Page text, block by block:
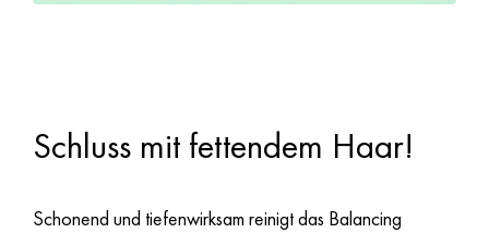
Schluss mit fettendem Haar!
Schonend und tiefenwirksam reinigt das Balancing